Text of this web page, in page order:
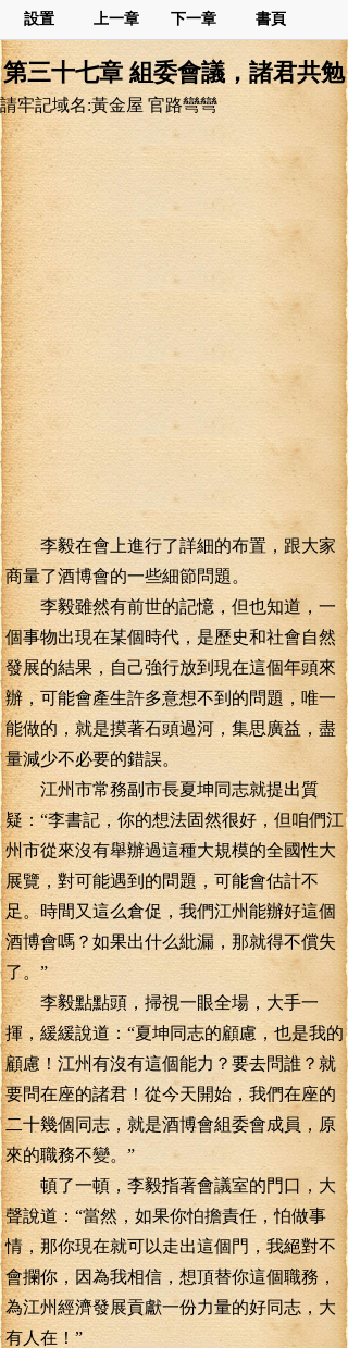
設置 上一章 下一章 書頁
第三十七章 組委會議，諸君共勉
請牢記域名:黃金屋 官路彎彎
李毅在會上進行了詳細的布置，跟大家
商量了酒博會的一些細節問題。
李毅雖然有前世的記憶，但也知道，一
個事物出現在某個時代，是歷史和社會自然
發展的結果，自己強行放到現在這個年頭來
辦，可能會產生許多意想不到的問題，唯一
能做的，就是摸著石頭過河，集思廣益，盡
量減少不必要的錯誤。
江州市常務副市長夏坤同志就提出質
疑：“李書記，你的想法固然很好，但咱們江
州市從來沒有舉辦過這種大規模的全國性大
展覽，對可能遇到的問題，可能會估計不
足。時間又這么倉促，我們江州能辦好這個
酒博會嗎？如果出什么紕漏，那就得不償失
了。”
李毅點點頭，掃視一眼全場，大手一
揮，緩緩說道：“夏坤同志的顧慮，也是我的
顧慮！江州有沒有這個能力？要去問誰？就
要問在座的諸君！從今天開始，我們在座的
二十幾個同志，就是酒博會組委會成員，原
來的職務不變。”
頓了一頓，李毅指著會議室的門口，大
聲說道：“當然，如果你怕擔責任，怕做事
情，那你現在就可以走出這個門，我絕對不
會攔你，因為我相信，想頂替你這個職務，
為江州經濟發展貢獻一份力量的好同志，大
有人在！”